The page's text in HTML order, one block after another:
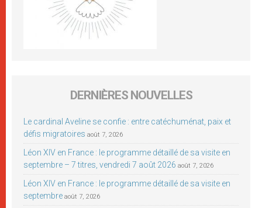
DERNIÈRES NOUVELLES
Le cardinal Aveline se confie : entre catéchuménat, paix et
défis migratoires août 7, 2026
Léon XIV en France : le programme détaillé de sa visite en
septembre – 7 titres, vendredi 7 août 2026 août 7, 2026
Léon XIV en France : le programme détaillé de sa visite en
septembre août 7, 2026